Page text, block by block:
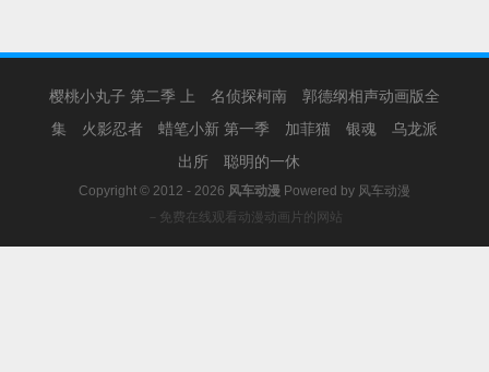
樱桃小丸子 第二季 上 名侦探柯南
郭德纲相声动画版全
集
火影忍者 蜡笔小新 第一季 加菲猫 银魂
乌龙派
出所
聪明的一休
Copyright © 2012 - 2026 风车动漫 Powered by 风车动漫
－免费在线观看动漫动画片的网站